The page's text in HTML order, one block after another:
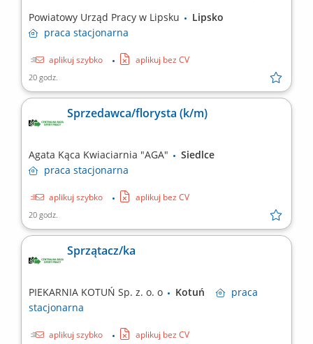
Powiatowy Urząd Pracy w Lipsku
Lipsko
praca stacjonarna
aplikuj szybko aplikuj bez CV
20 godz.
Sprzedawca/florysta (k/m)
Agata Kąca Kwiaciarnia "AGA"
Siedlce
praca stacjonarna
aplikuj szybko aplikuj bez CV
20 godz.
Sprzątacz/ka
PIEKARNIA KOTUŃ Sp. z. o. o Kotuń
praca
stacjonarna
aplikuj szybko aplikuj bez CV